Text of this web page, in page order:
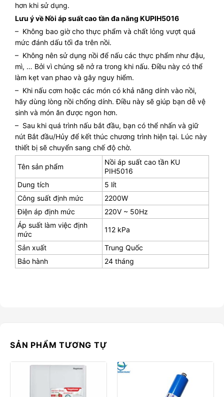
hơn khi sử dụng.
Lưu ý về Nồi áp suất cao tần đa năng KUPIH5016
– Không bao giờ cho thực phẩm và chất lỏng vượt quá
mức đánh dấu tối đa trên nồi.
– Không nên sử dụng nồi để nấu các thực phẩm như đậu,
mì, … Bởi vì chúng sẽ nở ra trong khi nấu. Điều này có thể
làm kẹt van phao và gây nguy hiểm.
– Khi nấu cơm hoặc các món có khả năng dính vào nồi,
hãy dùng lòng nồi chống dính. Điều này sẽ giúp bạn dễ vệ
sinh và món ăn được ngon hơn.
– Sau khi quá trình nấu bắt đầu, bạn có thể nhấn và giữ
nút Bắt đầu/Hủy để kết thúc chương trình hiện tại. Lúc này
thiết bị sẽ chuyển sang chế độ chờ.
Tên sản phẩm
Nồi áp suất cao tần KU
PIH5016
Dung tích
5 lít
Công suất định mức
2200W
Điện áp định mức
220V ~ 50Hz
Áp suất làm việc định
mức
112 kPa
Sản xuất
Trung Quốc
Bảo hành
24 tháng
SẢN PHẨM TƯƠNG TỰ